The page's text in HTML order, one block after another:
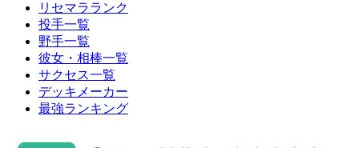
リセマラランク
投手一覧
野手一覧
彼女・相棒一覧
サクセス一覧
デッキメーカー
最強ランキング